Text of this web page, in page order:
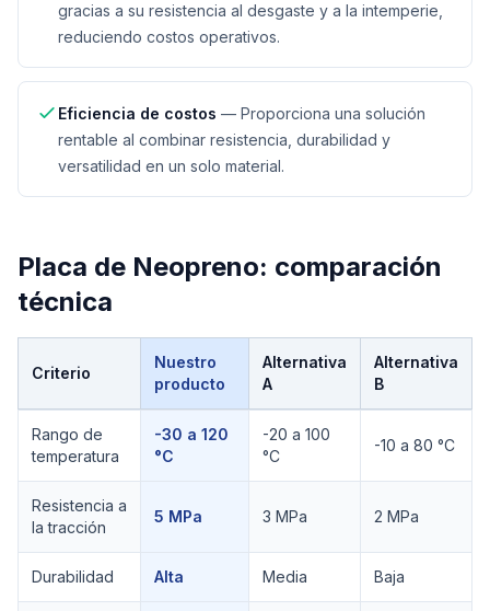
gracias a su resistencia al desgaste y a la intemperie,
reduciendo costos operativos.
Eficiencia de costos — Proporciona una solución
rentable al combinar resistencia, durabilidad y
versatilidad en un solo material.
Placa de Neopreno: comparación
técnica
Criterio
Nuestro
producto
Alternativa
A
Alternativa
B
Rango de
temperatura
-30 a 120
°C
-20 a 100
°C
-10 a 80 °C
Resistencia a
la tracción
5 MPa 3 MPa 2 MPa
Durabilidad Alta Media Baja